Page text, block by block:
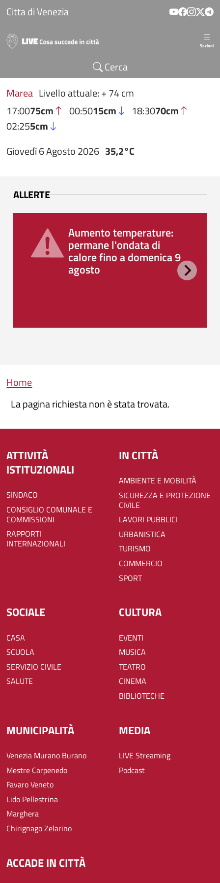
Salta al contenuto principale
Citta di Venezia
Sezioni
Cerca
Marea Livello attuale: + 74 cm
17:0075cm 00:5015cm 18:3070cm
02:255cm
Giovedì 6 Agosto 2026 35,2°C
ALLERTE
Aumento temperature:
permane l'ondata di
calore fino a domenica 9
agosto
Briciole di pane
Home
La pagina richiesta non è stata trovata.
ATTIVITÀ
ISTITUZIONALI
SINDACO
CONSIGLIO COMUNALE E
COMMISSIONI
RAPPORTI
INTERNAZIONALI
IN CITTÀ
AMBIENTE E MOBILITÀ
SICUREZZA E PROTEZIONE
CIVILE
LAVORI PUBBLICI
URBANISTICA
TURISMO
COMMERCIO
SPORT
SOCIALE
CASA
SCUOLA
SERVIZIO CIVILE
SALUTE
CULTURA
EVENTI
MUSICA
TEATRO
CINEMA
BIBLIOTECHE
MUNICIPALITÀ
Venezia Murano Burano
Mestre Carpenedo
Favaro Veneto
Lido Pellestrina
Marghera
Chirignago Zelarino
MEDIA
LIVE Streaming
Podcast
ACCADE IN CITTÀ